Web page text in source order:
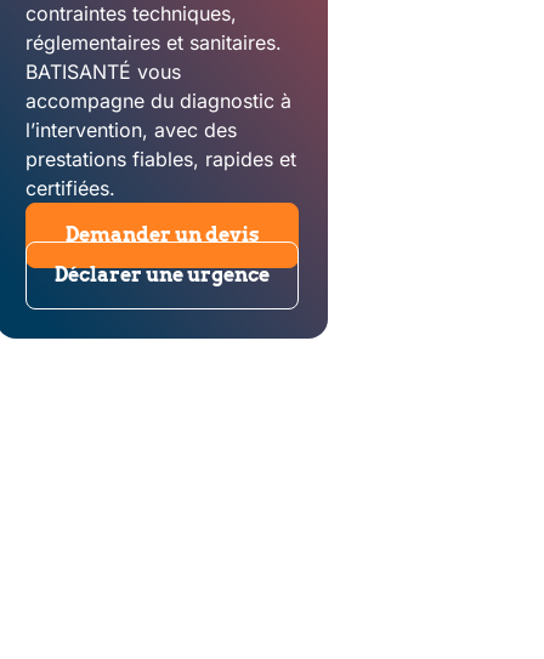
contraintes techniques,
réglementaires et sanitaires.
BATISANTÉ vous
accompagne du diagnostic à
l’intervention, avec des
prestations fiables, rapides et
certifiées.
Demander un devis
Déclarer une urgence